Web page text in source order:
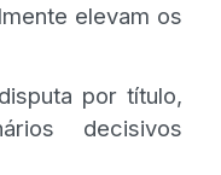
elevam os
disputa por título,
decisivos